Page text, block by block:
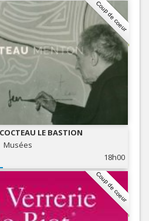
Coup de coeur
LE BASTION
Musées
18h00
Coup de coeur